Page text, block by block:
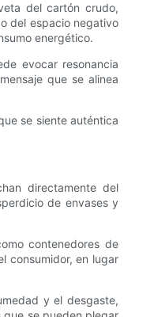
del cartón crudo,
del espacio negativo
energético.
evocar resonancia
que se alinea
se siente auténtica
directamente del
de envases y
contenedores de
consumidor, en lugar
y el desgaste,